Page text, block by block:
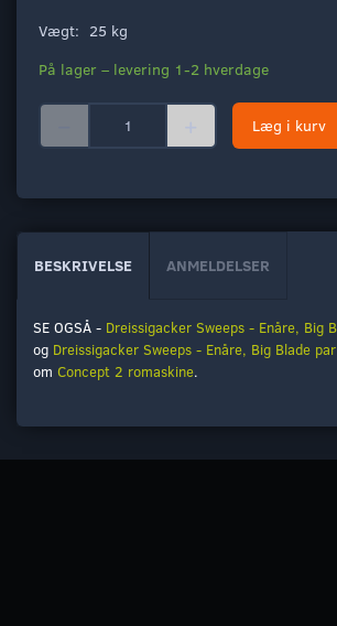
Vægt: 25 kg
På lager – levering 1-2 hverdage
Læg i kurv
BESKRIVELSE ANMELDELSER
SE OGSÅ - Dreissigacker Sweeps - Enåre, Big
og Dreissigacker Sweeps - Enåre, Big Blade
om Concept 2 romaskine.